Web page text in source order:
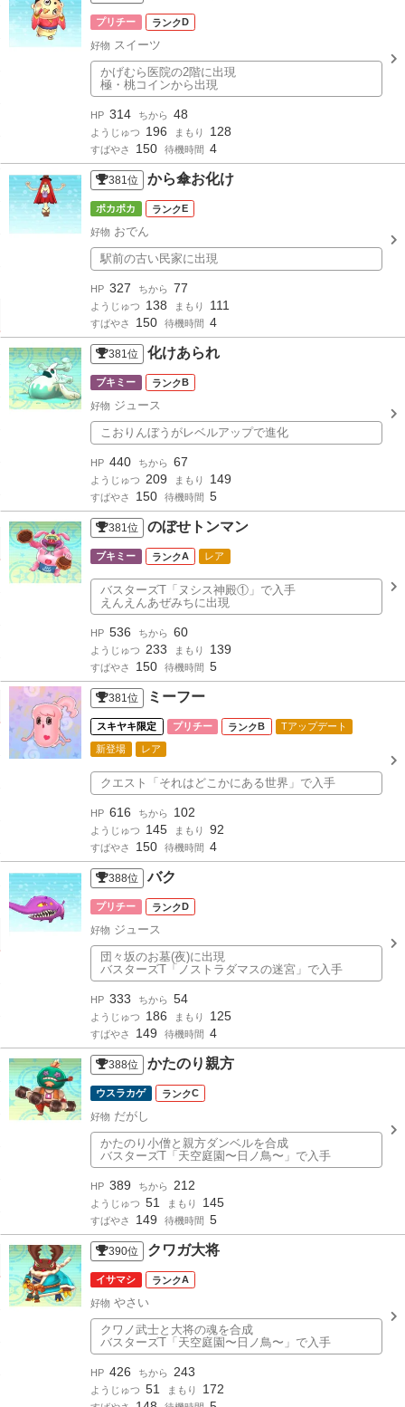
プリチー D
好物 スイーツ
かげむら医院の2階に出現
極・桃コインから出現
HP 314 ちから 48
ようじゅつ 196 まもり 128
すばやさ 150 待機時間 4
381 位 から傘お化け
ポカポカ E
好物 おでん
駅前の古い民家に出現
HP 327 ちから 77
ようじゅつ 138 まもり 111
すばやさ 150 待機時間 4
381 位 化けあられ
ブキミー B
好物 ジュース
こおりんぼうがレベルアップで進化
HP 440 ちから 67
ようじゅつ 209 まもり 149
すばやさ 150 待機時間 5
381 位 のぼせトンマン
ブキミー A レア
バスターズT「ヌシス神殿①」で入手
えんえんあぜみちに出現
HP 536 ちから 60
ようじゅつ 233 まもり 139
すばやさ 150 待機時間 5
381 位 ミーフー
スキヤキ限定 プリチー B Tアップデート
新登場 レア
クエスト「それはどこかにある世界」で入手
HP 616 ちから 102
ようじゅつ 145 まもり 92
すばやさ 150 待機時間 4
388位 バク
プリチー D
好物 ジュース
団々坂のお墓(夜)に出現
バスターズT「ノストラダマスの迷宮」で入手
HP 333 ちから 54
ようじゅつ 186 まもり 125
すばやさ 149 待機時間 4
388位 かたのり親方
ウスラカゲ C
好物 だがし
かたのり小僧と親方ダンベルを合成
バスターズT「天空庭園〜日ノ鳥〜」で入手
HP 389 ちから 212
ようじゅつ 51 まもり 145
すばやさ 149 待機時間 5
390位 クワガ大将
イサマシ A
好物 やさい
クワノ武士と大将の魂を合成
バスターズT「天空庭園〜日ノ鳥〜」で入手
HP 426 ちから 243
ようじゅつ 51 まもり 172